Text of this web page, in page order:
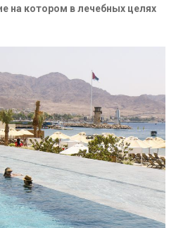
на котором в лечебных целях